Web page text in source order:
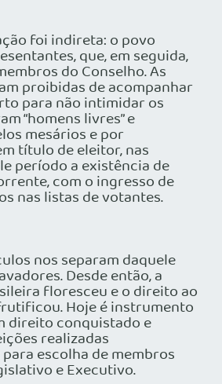
foi indireta: o povo
que, em seguida,
do Conselho. As
proibidas de acompanhar
para não intimidar os
“homens livres” e
mesários e por
título de eleitor, nas
período a existência de
com o ingresso de
nas listas de votantes.
nos separam daquele
Desde então, a
floresceu e o direito ao
Hoje é instrumento
direito conquistado e
realizadas
escolha de membros
e Executivo.